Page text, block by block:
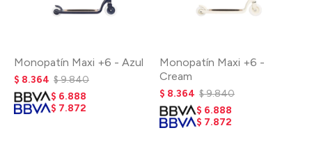
Monopatín Maxi +6 - Azul
$ 8.364 $9.840
$ 6.888
$ 7.872
Monopatín Maxi +6 -
Cream
$ 8.364 $9.840
$ 6.888
$ 7.872